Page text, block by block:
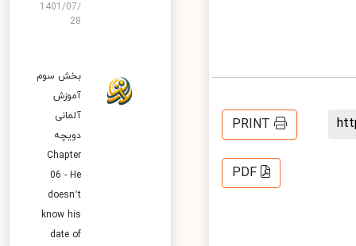
PRINT
PDF
1401/07/
28
بخش سوم
آموزش
آلمانی
دویچه
Chapter
06 - He
doesn’t
know his
date of